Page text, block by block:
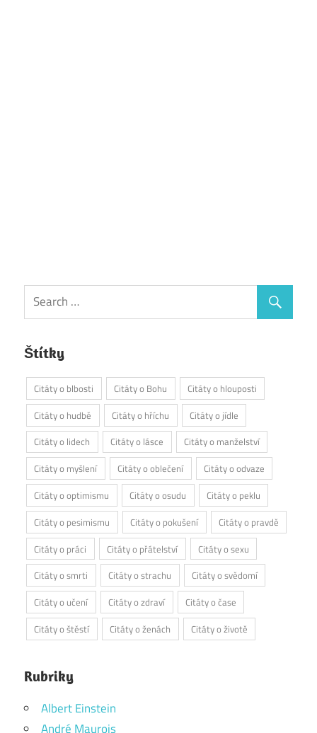
Štítky
Citáty o blbosti Citáty o Bohu
Citáty o hlouposti
Citáty o hudbě
Citáty o hříchu
Citáty o jídle
Citáty o lidech
Citáty o lásce
Citáty o manželství
Citáty o myšlení
Citáty o oblečení
Citáty o odvaze
Citáty o optimismu
Citáty o osudu
Citáty o peklu
Citáty o pesimismu
Citáty o pokušení
Citáty o pravdě
Citáty o práci
Citáty o přátelství
Citáty o sexu
Citáty o smrti
Citáty o strachu
Citáty o svědomí
Citáty o učení
Citáty o zdraví
Citáty o čase
Citáty o štěstí
Citáty o ženách Citáty o životě
Rubriky
Albert Einstein
André Maurois